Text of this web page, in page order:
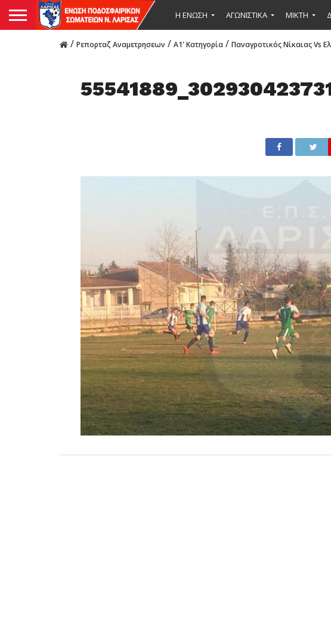
Η ΕΝΩΣΗ ΑΓΩΝΙΣΤΙΚΑ ΜΙΚΤΉ
/ Ρεπορταζ Αναμετρησεων / Α1' Κατηγορία / Παναγροτικός Νίκαιας Vs